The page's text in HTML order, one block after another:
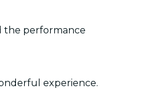
the performance
experience.